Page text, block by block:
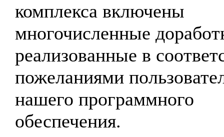
комплекса включены
многочисленные
реализованные в
пожеланиями
нашего программного
обеспечения.